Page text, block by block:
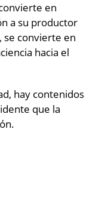
en
a su productor
se convierte en
hacia el
hay contenidos
que la